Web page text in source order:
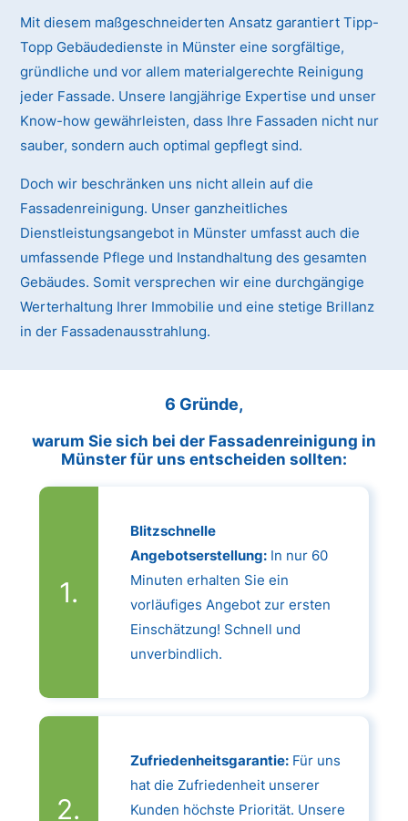
Mit diesem maßgeschneiderten Ansatz garantiert Tipp-
Topp Gebäudedienste in Münster eine sorgfältige,
gründliche und vor allem materialgerechte Reinigung
jeder Fassade. Unsere langjährige Expertise und unser
Know-how gewährleisten, dass Ihre Fassaden nicht nur
sauber, sondern auch optimal gepflegt sind.
Doch wir beschränken uns nicht allein auf die
Fassadenreinigung. Unser ganzheitliches
Dienstleistungsangebot in Münster umfasst auch die
umfassende Pflege und Instandhaltung des gesamten
Gebäudes. Somit versprechen wir eine durchgängige
Werterhaltung Ihrer Immobilie und eine stetige Brillanz
in der Fassadenausstrahlung.
6 Gründe,
warum Sie sich bei der Fassadenreinigung in
Münster für uns entscheiden sollten:
Blitzschnelle
Angebotserstellung:In nur 60
Minuten erhalten Sie ein
vorläufiges Angebot zur ersten
Einschätzung! Schnell und
unverbindlich.
Zufriedenheitsgarantie:Für uns
hat die Zufriedenheit unserer
Kunden höchste Priorität. Unsere